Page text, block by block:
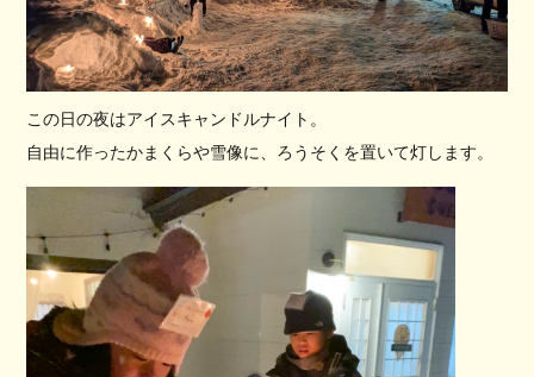
この日の夜はアイスキャンドルナイト。
自由に作ったかまくらや雪像に、ろうそくを置いて灯します。